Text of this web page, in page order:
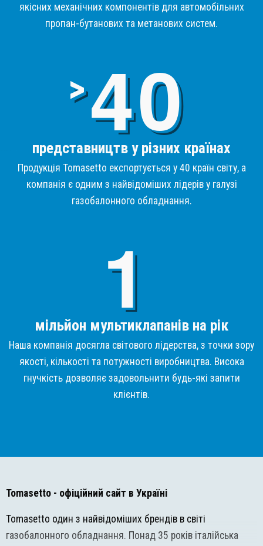
якісних механічних компонентів для автомобільних
пропан-бутанових та метанових систем.
>4
представництв у різних країнах
Продукція Tomasetto експортується у 40 країн світу, а
компанія є одним з найвідоміших лідерів у галузі
газобалонного обладнання.
мільйон мультиклапанів на рік
Наша компанія досягла світового лідерства, з точки зору
якості, кількості та потужності виробництва. Висока
гнучкість дозволяє задовольнити будь-які запити
клієнтів.
Tomasetto - офіційний сайт в Україні
Tomasetto один з найвідоміших брендів в світі
газобалонного обладнання. Понад 35 років італійська